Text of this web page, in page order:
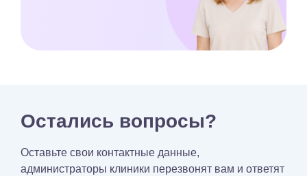
Остались вопросы?
Оставьте свои контактные данные,
администраторы клиники перезвонят вам и ответят